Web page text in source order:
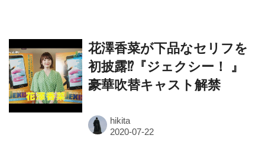
花澤香菜が下品なセリフを
初披露⁉『ジェクシー！ 』
豪華吹替キャスト解禁
hikita